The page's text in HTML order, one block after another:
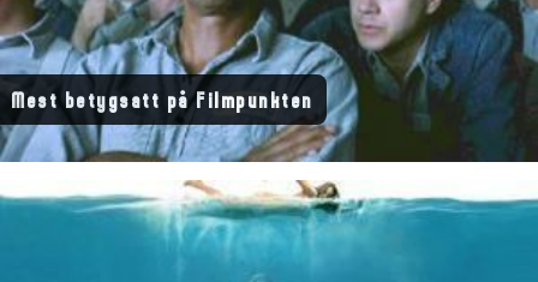
Mest betygsatt på Filmpunkten